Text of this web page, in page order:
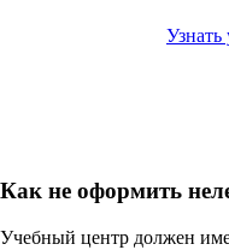
Узнать
Как не оформить
Учебный центр должен